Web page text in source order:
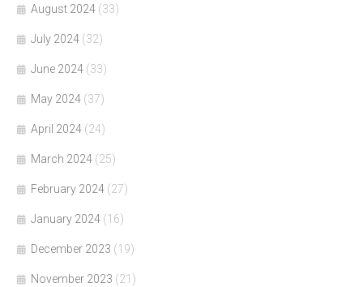
August 2024 (33)
July 2024 (32)
June 2024 (33)
May 2024 (37)
April 2024 (24)
March 2024 (25)
February 2024 (27)
January 2024 (16)
December 2023 (19)
November 2023 (21)